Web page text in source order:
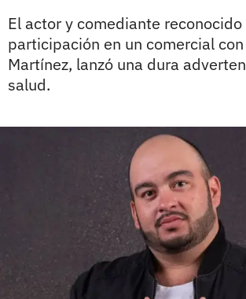
El actor y comediante reconocido
participación en un comercial
Martínez, lanzó una dura
salud.